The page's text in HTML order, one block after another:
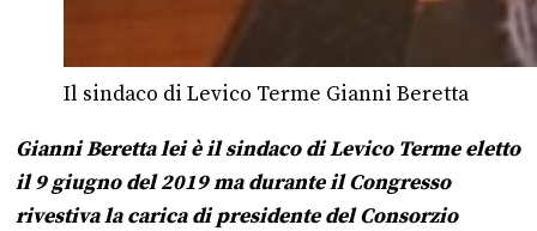
Il sindaco di Levico Terme Gianni Beretta
Gianni Beretta lei è il sindaco di Levico Terme eletto
il 9 giugno del 2019 ma durante il Congresso
rivestiva la carica di presidente del Consorzio